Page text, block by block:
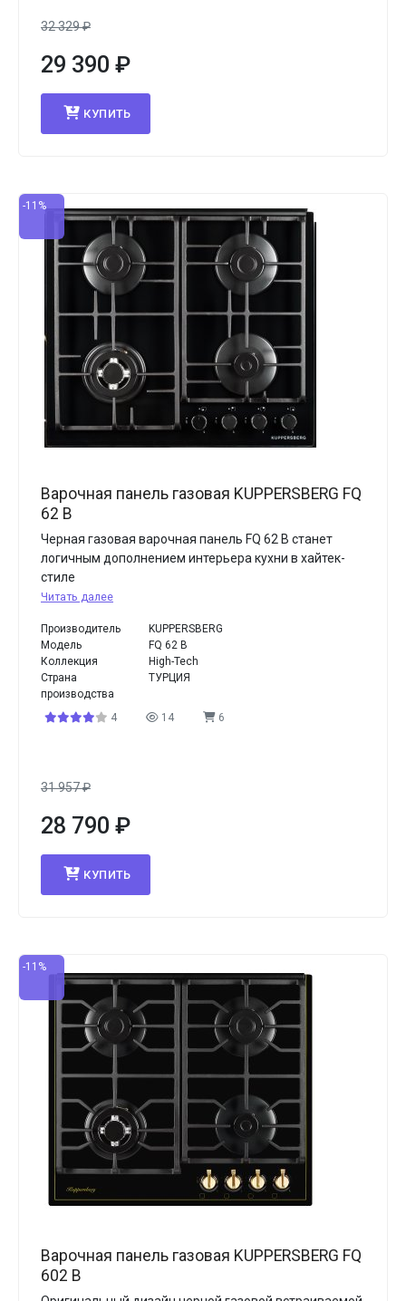
32 329₽
29 390 ₽
КУПИТЬ
-11%
Варочная панель газовая KUPPERSBERG FQ
62 B
Черная газовая варочная панель FQ 62 B станет
логичным дополнением интерьера кухни в хайтек-
стиле
Читать далее
Производитель
KUPPERSBERG
Модель
FQ 62 B
Коллекция
High-Tech
Страна
производства
ТУРЦИЯ
4 14 6
31 957₽
28 790 ₽
КУПИТЬ
-11%
Варочная панель газовая KUPPERSBERG FQ
602 B